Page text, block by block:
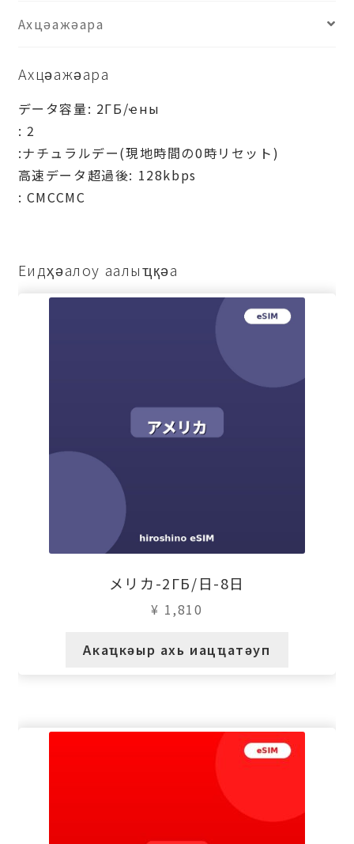
Ахцәажәара
Ахцәажәара
データ容量: 2ГБ/ҽны
: 2
:ナチュラルデー(現地時間の0時リセット)
高速データ超過後: 128kbps
: СМССМС
Еидҳәалоу аалыҵқәа
メリカ-2ГБ/日-8日
¥ 1,810
Акаҵкәыр ахь иацҵатәуп